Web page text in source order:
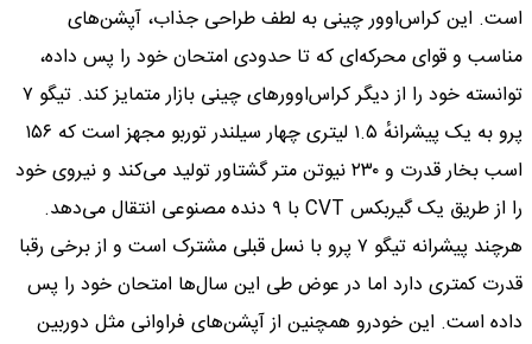
است. این کراس‌اوور چینی به لطف طراحی جذاب، آپشن‌های
مناسب و قوای محرکه‌ای که تا حدودی امتحان خود را پس داده،
توانسته خود را از دیگر کراس‌اوورهای چینی بازار متمایز کند. تیگو ۷
پرو به یک پیشرانهٔ ۱.۵ لیتری چهار سیلندر توربو مجهز است که ۱۵۶
اسب بخار قدرت و ۲۳۰ نیوتن متر گشتاور تولید می‌کند و نیروی خود
را از طریق یک گیربکس CVT با ۹ دنده مصنوعی انتقال می‌دهد.
هرچند پیشرانه تیگو ۷ پرو با نسل قبلی مشترک است و از برخی رقبا
قدرت کمتری دارد اما در عوض طی این سال‌ها امتحان خود را پس
داده است. این خودرو همچنین از آپشن‌های فراوانی مثل دوربین